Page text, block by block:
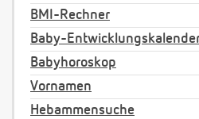
BMI-Rechner
Baby-
Babyhoroskop
Vornamen
Hebammensuche